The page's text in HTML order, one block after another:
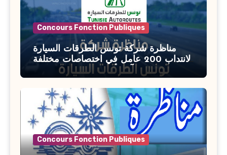
Concours Fonction Publiques
مناظرة شركة تونس الطرقات السيارة
لانتداب 200 عامل في اختصاصات مختلفة
آخر أجل : 21 جويلية 2026
Concours Fonction Publiques